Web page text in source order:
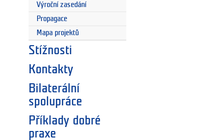
Výroční zasedání
Propagace
Mapa projektů
Stížnosti
Kontakty
Bilaterální
spolupráce
Příklady dobré
praxe